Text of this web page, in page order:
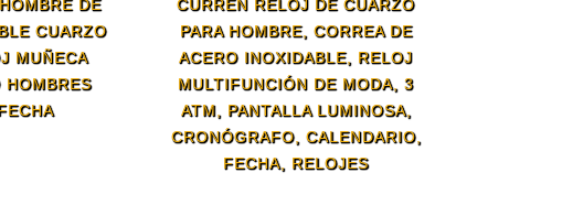
DE
CUARZO
MUÑECA
HOMBRES
CURREN RELOJ DE CUARZO
PARA HOMBRE, CORREA DE
ACERO INOXIDABLE, RELOJ
MULTIFUNCIÓN DE MODA, 3
ATM, PANTALLA LUMINOSA,
CRONÓGRAFO, CALENDARIO,
FECHA, RELOJES